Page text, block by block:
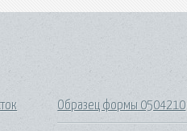
Образец формы 0504210